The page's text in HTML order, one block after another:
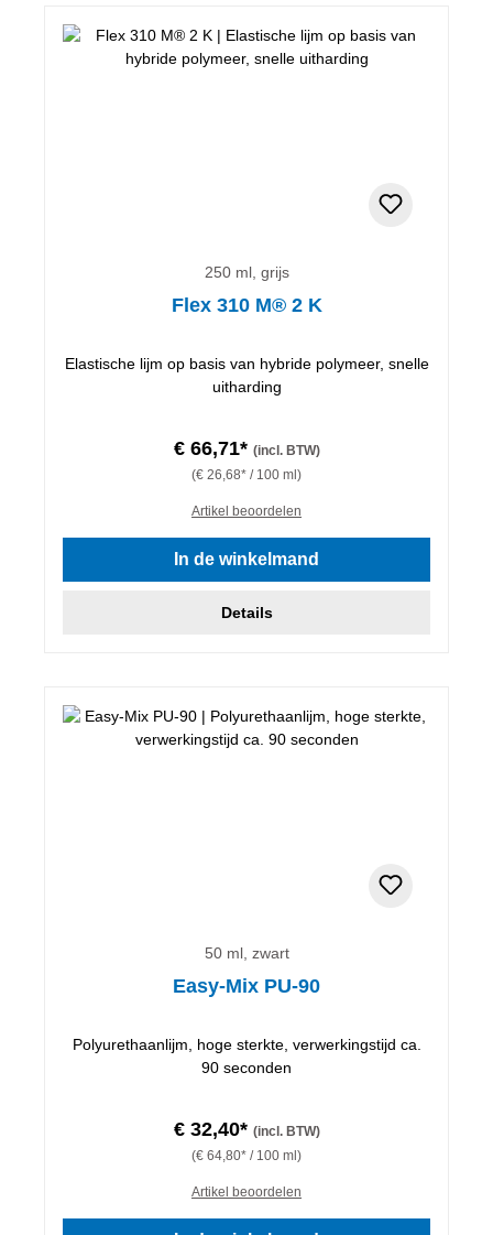
250 ml, grijs
Flex 310 M® 2 K
Elastische lijm op basis van hybride polymeer, snelle
uitharding
€ 66,71* (incl. BTW)
(€ 26,68* / 100 ml)
Artikel beoordelen
In de winkelmand
Details
50 ml, zwart
Easy-Mix PU-90
Polyurethaanlijm, hoge sterkte, verwerkingstijd ca.
90 seconden
€ 32,40* (incl. BTW)
(€ 64,80* / 100 ml)
Artikel beoordelen